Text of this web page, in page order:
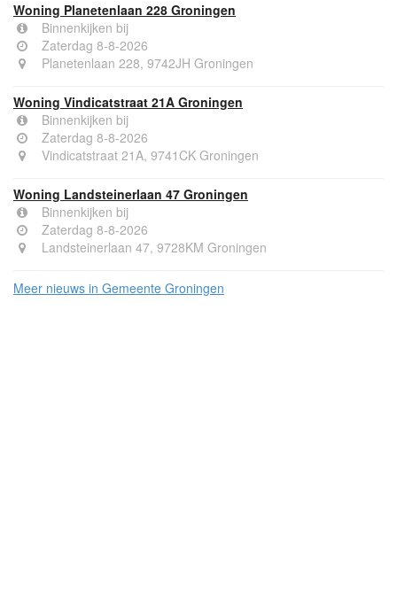
Woning Planetenlaan 228 Groningen
Binnenkijken bij
Zaterdag 8-8-2026
Planetenlaan 228, 9742JH Groningen
Woning Vindicatstraat 21A Groningen
Binnenkijken bij
Zaterdag 8-8-2026
Vindicatstraat 21A, 9741CK Groningen
Woning Landsteinerlaan 47 Groningen
Binnenkijken bij
Zaterdag 8-8-2026
Landsteinerlaan 47, 9728KM Groningen
Meer nieuws in Gemeente Groningen